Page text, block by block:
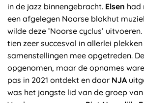
in de jazz binnengebracht. Elsen had
een afgelegen Noorse blokhut
wilde deze ’Noorse cyclus’
tien zeer succesvol in allerlei plekken
samenstellingen mee opgetreden.
opgenomen, maar de opnames
pas in 2021 ontdekt en door NJA
was het jongste lid van de groep van